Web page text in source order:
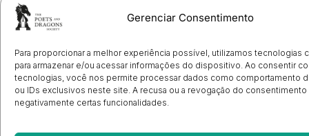
Gerenciar Consentimento
Para proporcionar a melhor experiência possível, utilizamos tecnologias
para armazenar e/ou acessar informações do dispositivo. Ao consentir
tecnologias, você nos permite processar dados como comportamento
ou IDs exclusivos neste site. A recusa ou a revogação do
negativamente certas funcionalidades.